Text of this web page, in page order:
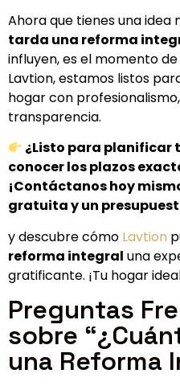
Ahora que tienes una idea
tarda una reforma
influyen, es el momento
Lavtion, estamos listos
hogar con
transparencia.
¿Listo para planificar
conocer los plazos
¡Contáctanos hoy
gratuita y un
y descubre cómo Lavtion
reforma integral una
gratificante. ¡Tu hogar
Preguntas
sobre
una Reforma